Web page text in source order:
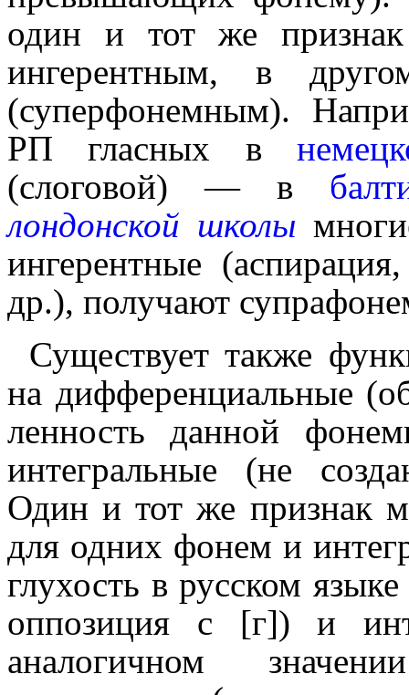
один и тот же
ингерентным, в
(суперфонемным).
РП гласных в
(слоговой) — в
лондонской школы
ингерентные
др.), получа­ют
Существует также
на дифференциальные
лен­ность данной
интегральные (не
Один и тот же признак
для одних фонем и
глухость в русском
оппозиция с [г]) и
аналогичном